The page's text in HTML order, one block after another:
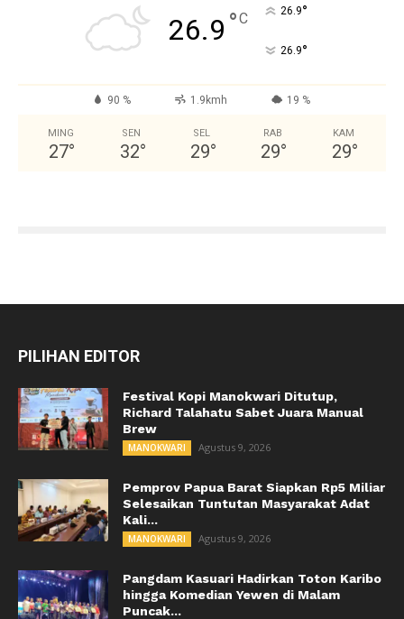
26.9 °C 26.9°
26.9°
90 % 1.9kmh 19 %
MING
27°
SEN
32°
SEL
29°
RAB
29°
KAM
29°
PILIHAN EDITOR
Festival Kopi Manokwari Ditutup,
Richard Talahatu Sabet Juara Manual
Brew
MANOKWARI Agustus 9, 2026
Pemprov Papua Barat Siapkan Rp5 Miliar
Selesaikan Tuntutan Masyarakat Adat
Kali...
MANOKWARI Agustus 9, 2026
Pangdam Kasuari Hadirkan Toton Karibo
hingga Komedian Yewen di Malam
Puncak...